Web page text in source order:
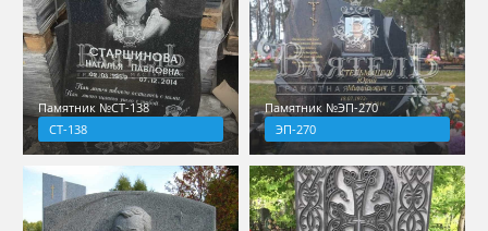
Памятник №СТ-138
СТ-138
Памятник №ЭП-270
ЭП-270